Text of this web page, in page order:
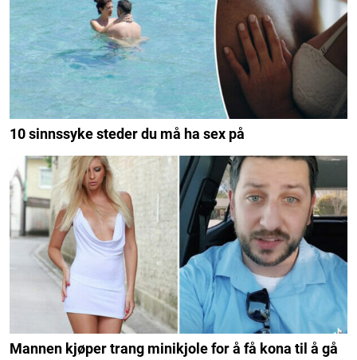
10 sinnssyke steder du må ha sex på
Mannen kjøper trang minikjole for å få kona til å gå